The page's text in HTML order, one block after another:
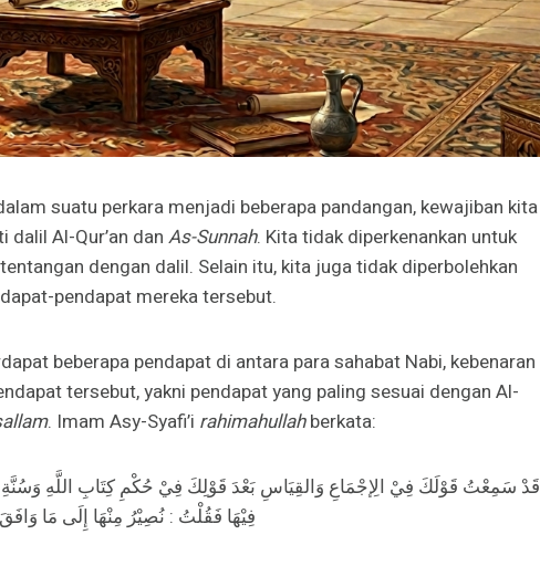
suatu perkara menjadi beberapa pandangan, kewajiban kita
Al-Qur’an danAs-Sunnah. Kita tidak diperkenankan untuk
dengan dalil. Selain itu, kita juga tidak diperbolehkan
pendapat mereka tersebut.
beberapa pendapat di antara para sahabat Nabi, kebenaran
tersebut, yakni pendapat yang paling sesuai dengan Al-
. Imam Asy-Syafi’i rahimahullahberkata:
قَدْ سَمِعْتُ قَوْلَكَ فِيْ الِإجْمَاعِ وَالقِيَاسِ بَعْدَ قَوْلِكَ فِيْ حُكْمِ كِتَابِ اللَّهِ وَسُنَّةِ
فِيْهَا فَقُلْتُ : نُصِيْرُ مِنْهَا إِلَى مَا